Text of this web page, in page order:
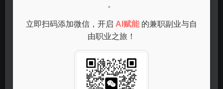
号、抖音、快手等平台，女性可以分享自己的兴趣、生活经
验或者专业知识，通过内容创作吸引粉丝，进而实现变现。
这种方式的门槛相对较低，且可以根据自己的时间灵活安
。
立即扫码添加微信，开启 AI赋能 的兼职副业与自
由职业之旅！